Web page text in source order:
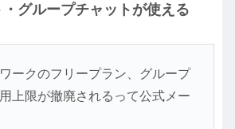
グループチャットが使える
ークのフリープラン、グループ
上限が撤廃されるって公式メー